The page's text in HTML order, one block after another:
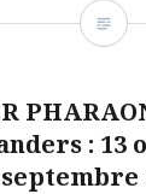
: 13
septembre